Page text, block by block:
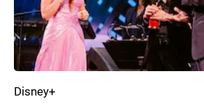
Disney+